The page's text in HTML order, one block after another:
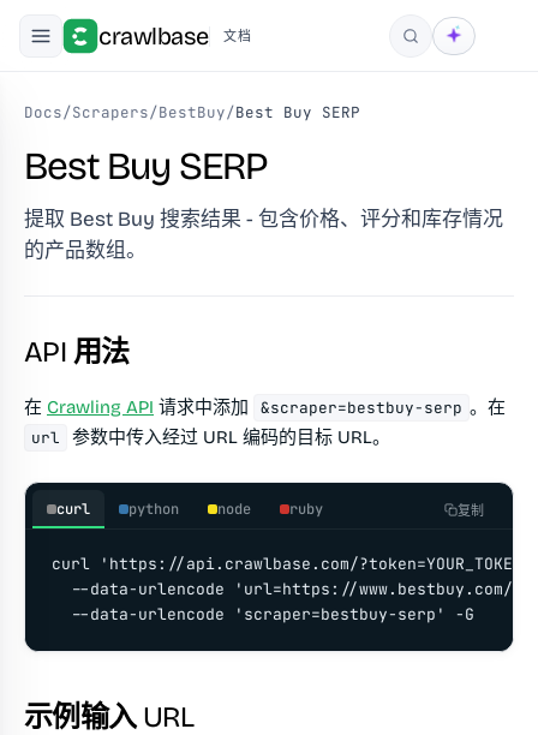
crawlbase 文档
搜索
Docs/Scrapers/BestBuy/Best Buy SERP
Best Buy SERP
提取 Best Buy 搜索结果 - 包含价格、评分和库存情况
的产品数组。
API 用法
在 Crawling API 请求中添加 &scraper=bestbuy-serp 。在
url 参数中传入经过 URL 编码的目标 URL。
curl python node ruby 复制
curl 'https://api.crawlbase.com/
--data-urlencode 'url=https://www.bestbuy.com/
  --data-urlencode 'scraper=bestbuy-serp' -G
示例输入 URL